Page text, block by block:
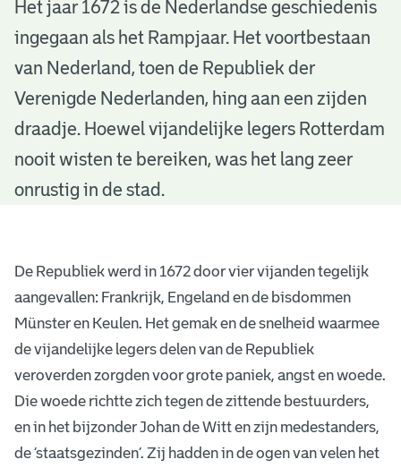
R
o
e
a
m
n
h
e
Het jaar 1672 is de Nederlandse geschiedenis
ingegaan als het Rampjaar. Het voortbestaan
van Nederland, toen de Republiek der
Verenigde Nederlanden, hing aan een zijden
draadje. Hoewel vijandelijke legers Rotterdam
nooit wisten te bereiken, was het lang zeer
onrustig in de stad.
De Republiek werd in 1672 door vier vijanden tegelijk
aangevallen: Frankrijk, Engeland en de bisdommen
Münster en Keulen. Het gemak en de snelheid waarmee
de vijandelijke legers delen van de Republiek
veroverden zorgden voor grote paniek, angst en woede.
Die woede richtte zich tegen de zittende bestuurders,
en in het bijzonder Johan de Witt en zijn medestanders,
de ‘staatsgezinden’. Zij hadden in de ogen van velen het